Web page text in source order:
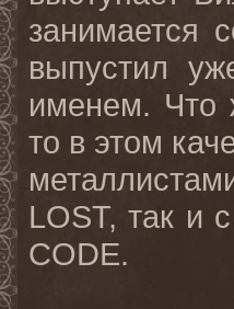
занимается
выпустил
именем. Что
то в этом
LOST, так и
CODE.